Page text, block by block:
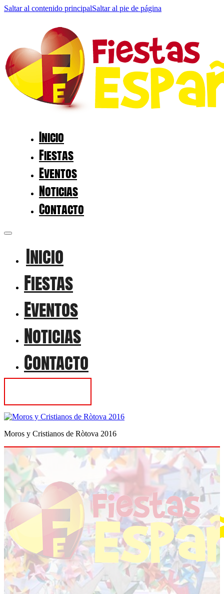
Saltar al contenido principalSaltar al pie de página
Inicio
Fiestas
Eventos
Noticias
Contacto
Inicio
Fiestas
Eventos
Noticias
Contacto
Moros y Cristianos de Ròtova 2016